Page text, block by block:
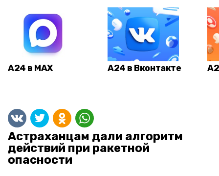
А24 в MAX А24 в Вконтакте
Астраханцам дали алгоритм
действий при ракетной
опасности